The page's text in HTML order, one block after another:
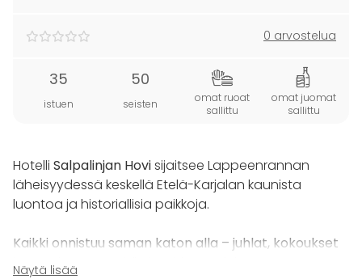
0 arvostelua
35
istuen
50
seisten
omat ruoat
sallittu
omat juomat
sallittu
Hotelli Salpalinjan Hovisijaitsee Lappeenrannan
läheisyydessä keskellä Etelä-Karjalan kaunista
luontoa ja historiallisia paikkoja.
Kaikki onnistuu saman katon alla – juhlat, kokoukset
ja tapahtumat sekä vieraiden majoitus.
Näytä lisää